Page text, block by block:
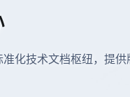
准化技术文档枢纽，提